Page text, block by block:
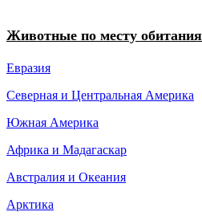
Животные по месту обитания
Евразия
Северная и Центральная Америка
Южная Америка
Африка и Мадагаскар
Австралия и Океания
Арктика